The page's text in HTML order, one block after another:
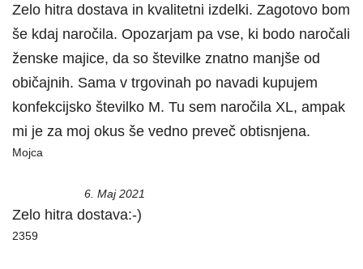
Zelo hitra dostava in kvalitetni izdelki. Zagotovo bom
še kdaj naročila. Opozarjam pa vse, ki bodo naročali
ženske majice, da so številke znatno manjše od
običajnih. Sama v trgovinah po navadi kupujem
konfekcijsko številko M. Tu sem naročila XL, ampak
mi je za moj okus še vedno preveč obtisnjena.
Mojca
6. Maj 2021
Zelo hitra dostava:-)
2359